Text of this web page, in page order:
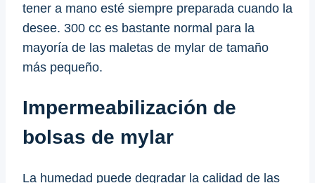
tener a mano esté siempre preparada cuando la
desee. 300 cc es bastante normal para la
mayoría de las maletas de mylar de tamaño
más pequeño.
Impermeabilización de
bolsas de mylar
La humedad puede degradar la calidad de las